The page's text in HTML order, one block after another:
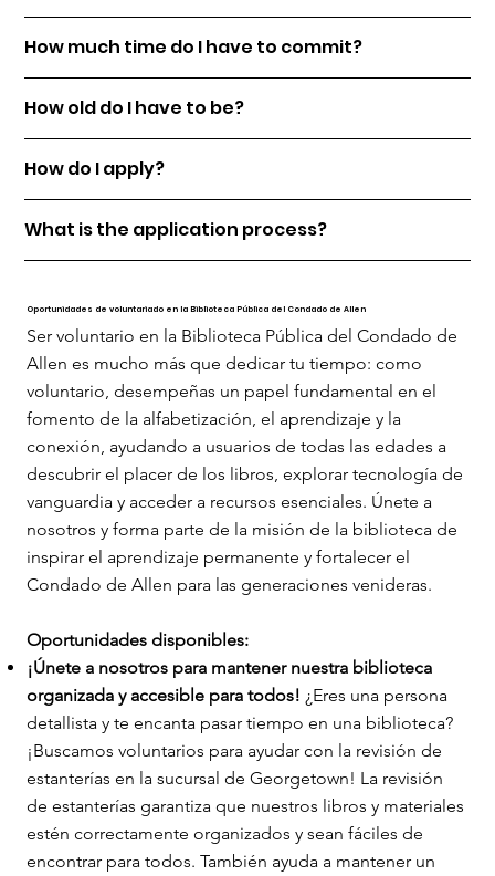
How much time do I have to commit?
How old do I have to be?
How do I apply?
What is the application process?
Oportunidades de voluntariado en la Biblioteca Pública del Condado de Allen
Ser voluntario en la Biblioteca Pública del Condado de
Allen es mucho más que dedicar tu tiempo: como
voluntario, desempeñas un papel fundamental en el
fomento de la alfabetización, el aprendizaje y la
conexión, ayudando a usuarios de todas las edades a
descubrir el placer de los libros, explorar tecnología de
vanguardia y acceder a recursos esenciales. Únete a
nosotros y forma parte de la misión de la biblioteca de
inspirar el aprendizaje permanente y fortalecer el
Condado de Allen para las generaciones venideras.
Oportunidades disponibles:
¡Únete a nosotros para mantener nuestra biblioteca
organizada y accesible para todos! ¿Eres una persona
detallista y te encanta pasar tiempo en una biblioteca?
¡Buscamos voluntarios para ayudar con la revisión de
estanterías en la sucursal de Georgetown! La revisión
de estanterías garantiza que nuestros libros y materiales
estén correctamente organizados y sean fáciles de
encontrar para todos. También ayuda a mantener un